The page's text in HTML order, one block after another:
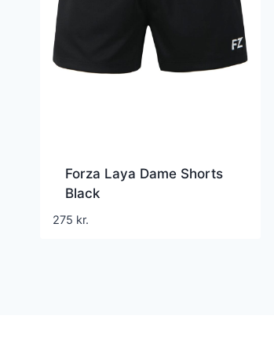
Forza Laya Dame Shorts
Black
275 kr.